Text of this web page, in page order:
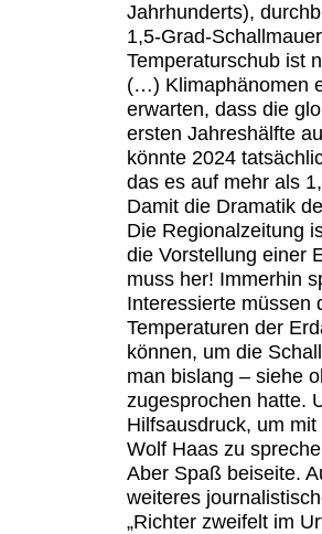
Jahrhunderts),
1,5-Grad-Schallmauer
Temperaturschub ist
(…) Klimaphänomen
erwarten, dass die
ersten Jahreshälfte
könnte 2024
das es auf mehr als
Damit die Dramatik
Die Regionalzeitung
die Vorstellung einer
muss her! Immerhin
Interessierte müssen
Temperaturen der
können, um die
man bislang – siehe
zugesprochen hatte.
Hilfsausdruck, um
Wolf Haas zu
Aber Spaß beiseite.
weiteres
„Richter zweifelt im